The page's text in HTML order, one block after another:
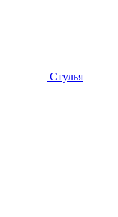
Стулья